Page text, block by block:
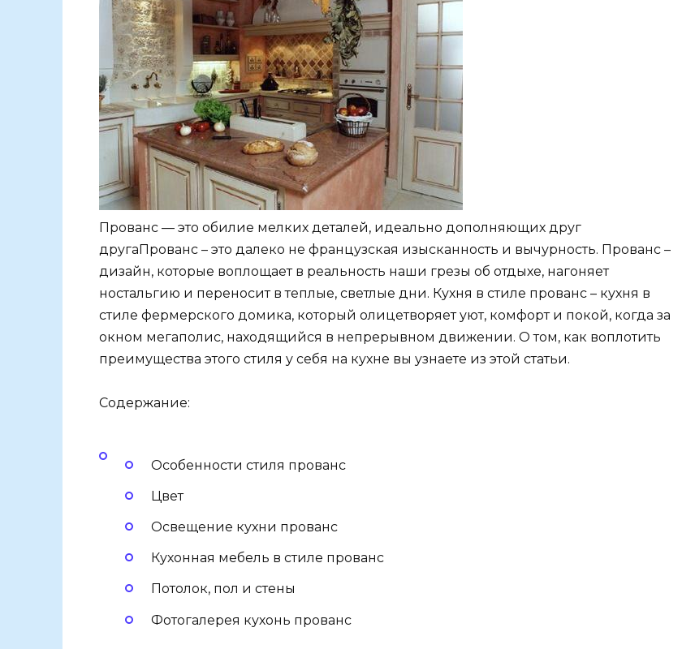
Прованс — это обилие мелких деталей, идеально дополняющих друг
другаПрованс – это далеко не французская изысканность и вычурность. Прованс –
дизайн, которые воплощает в реальность наши грезы об отдыхе, нагоняет
ностальгию и переносит в теплые, светлые дни. Кухня в стиле прованс – кухня в
стиле фермерского домика, который олицетворяет уют, комфорт и покой, когда за
окном мегаполис, находящийся в непрерывном движении. О том, как воплотить
преимущества этого стиля у себя на кухне вы узнаете из этой статьи.
Содержание:
Особенности стиля прованс
Цвет
Освещение кухни прованс
Кухонная мебель в стиле прованс
Потолок, пол и стены
Фотогалерея кухонь прованс